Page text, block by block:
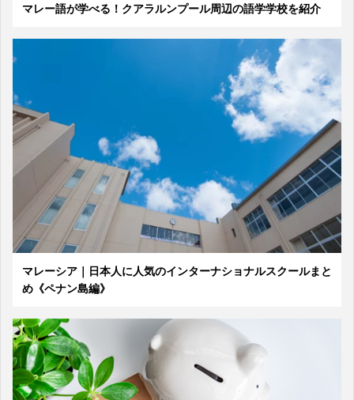
マレー語が学べる！クアラルンプール周辺の語学学校を紹介
マレーシア｜日本人に人気のインターナショナルスクールまと
め《ペナン島編》